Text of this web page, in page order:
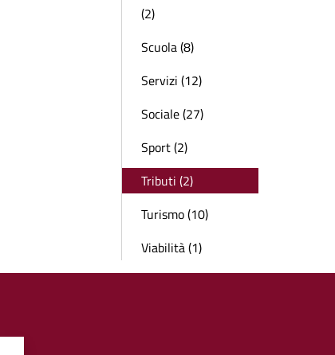
(2)
Scuola (8)
Servizi (12)
Sociale (27)
Sport (2)
Tributi (2)
Turismo (10)
Viabilità (1)